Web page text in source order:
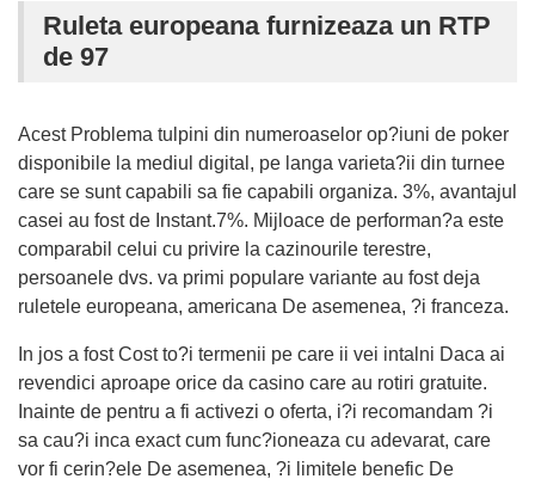
Ruleta europeana furnizeaza un RTP
de 97
Acest Problema tulpini din numeroaselor op?iuni de poker
disponibile la mediul digital, pe langa varieta?ii din turnee
care se sunt capabili sa fie capabili organiza. 3%, avantajul
casei au fost de Instant.7%. Mijloace de performan?a este
comparabil celui cu privire la cazinourile terestre,
persoanele dvs. va primi populare variante au fost deja
ruletele europeana, americana De asemenea, ?i franceza.
In jos a fost Cost to?i termenii pe care ii vei intalni Daca ai
revendici aproape orice da casino care au rotiri gratuite.
Inainte de pentru a fi activezi o oferta, i?i recomandam ?i
sa cau?i inca exact cum func?ioneaza cu adevarat, care
vor fi cerin?ele De asemenea, ?i limitele benefic De